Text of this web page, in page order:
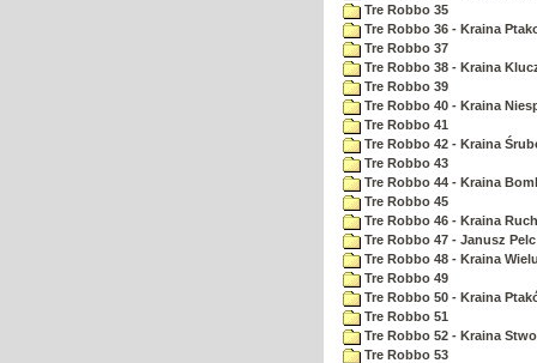
Tre Robbo 35
Tre Robbo 36 - Kraina
Tre Robbo 37
Tre Robbo 38 - Kraina
Tre Robbo 39
Tre Robbo 40 - Kraina
Tre Robbo 41
Tre Robbo 42 - Kraina
Tre Robbo 43
Tre Robbo 44 - Kraina
Tre Robbo 45
Tre Robbo 46 - Kraina
Tre Robbo 47 - Janusz
Tre Robbo 48 - Kraina
Tre Robbo 49
Tre Robbo 50 - Kraina
Tre Robbo 51
Tre Robbo 52 - Kraina
Tre Robbo 53